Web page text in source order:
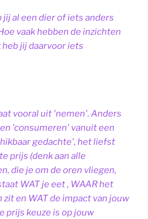
jij al een dier of iets anders
vaak hebben de inzichten
heb jij daarvoor iets
vooral uit 'nemen'. Anders
'consumeren' vanuit een
gedachte', het liefst
prijs (denk aan alle
die je om de oren vliegen,
WAT je eet , WAAR het
zit en WAT de impact van jouw
prijs keuze is op jouw